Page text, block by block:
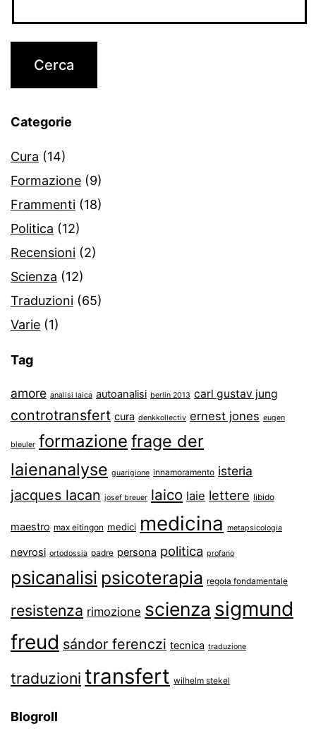
Categorie
Cura (14)
Formazione (9)
Frammenti (18)
Politica (12)
Recensioni (2)
Scienza (12)
Traduzioni (65)
Varie (1)
Tag
amore analisi laica autoanalisi berlin 2013 carl gustav jung
controtransfert cura denkkollectiv ernest jones eugen
bleuler formazione frage der
laienanalyse guarigione innamoramento isteria
jacques lacan josef breuer laico laie lettere libido
maestro max eitingon medici medicina metapsicologia
nevrosi ortodossia padre persona politica profano
psicanalisi psicoterapia regola fondamentale
resistenza rimozione scienza sigmund
freud sándor ferenczi tecnica traduzione
traduzioni transfert wilhelm stekel
Blogroll